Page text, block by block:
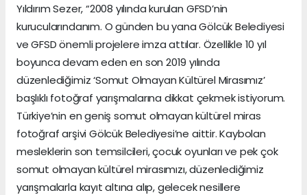
Yıldırım Sezer, “2008 yılında kurulan GFSD’nin
kurucularındanım. O günden bu yana Gölcük Belediyesi
ve GFSD önemli projelere imza attılar. Özellikle 10 yıl
boyunca devam eden en son 2019 yılında
düzenlediğimiz ‘Somut Olmayan Kültürel Mirasımız’
başlıklı fotoğraf yarışmalarına dikkat çekmek istiyorum.
Türkiye’nin en geniş somut olmayan kültürel miras
fotoğraf arşivi Gölcük Belediyesi’ne aittir. Kaybolan
mesleklerin son temsilcileri, çocuk oyunları ve pek çok
somut olmayan kültürel mirasımızı, düzenlediğimiz
yarışmalarla kayıt altına alıp, gelecek nesillere